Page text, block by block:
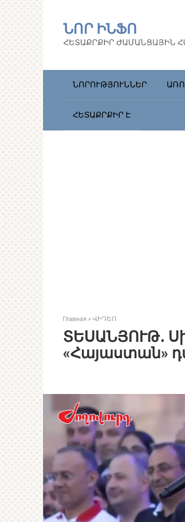
ՆՈՐ ԻՆՖՈ
ՀԵՏԱՔՐՔԻՐ ԺԱՄԱՆՑԱՅԻՆ
ՆՈՐՈՒԹՅՈՒՆՆԵՐ
ՀԵՏԱՔՐՔԻՐ Է
Главная » ՎԻԴԵՈ
ՏԵՍԱՆՅՈՒԹ․
«Հայաստան»